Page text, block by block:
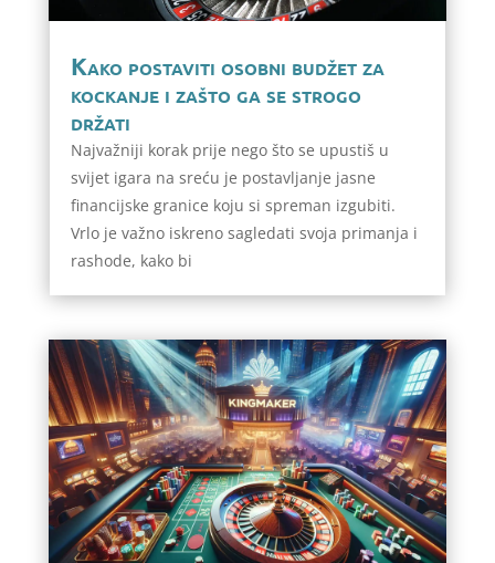
Kako postaviti osobni budžet za
kockanje i zašto ga se strogo
držati
Najvažniji korak prije nego što se upustiš u
svijet igara na sreću je postavljanje jasne
financijske granice koju si spreman izgubiti.
Vrlo je važno iskreno sagledati svoja primanja i
rashode, kako bi